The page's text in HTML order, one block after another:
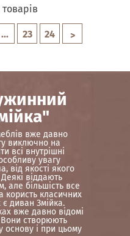
товарів
... 23 24 >
вже давно
виключно на
всі внутрішні
увагу
від якості якого
віддають
але більшість все
користь класичних
є диван Змійка.
вже давно відомі
Вони створюють
основу і при цьому